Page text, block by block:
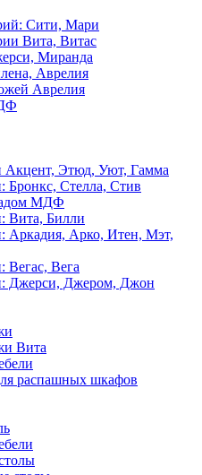
Сити, Мари
Вита, Витас
Миранда
Аврелия
Аврелия
Этюд, Уют, Гамма
Стелла, Стив
МДФ
Вита, Билли
Аркадия, Арко, Итен, Мэт,
Вега
Джерси, Джером, Джон
Вита
распашных шкафов